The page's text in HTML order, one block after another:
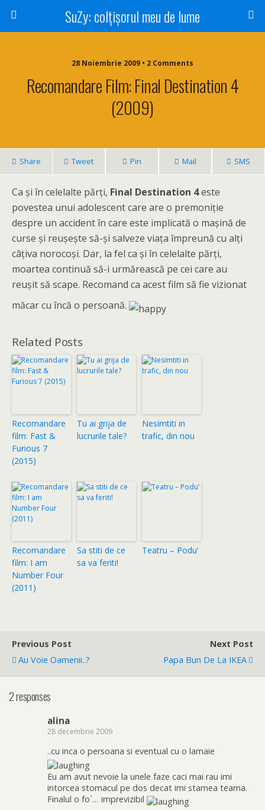
SuZy: colţişorul meu de lume
28 Noiembrie 2009 • 2 Comments
Recomandare Film: Final Destination 4
(2009)
Share Tweet Pin Mail SMS
Ca şi în celelalte părţi, Final Destination 4este
povestea unui adolescent care are o premoniţie
despre un accident în care este implicată o maşină de
curse şi reuşeşte să-şi salveze viaţa împreună cu alţi
câţiva norocoşi. Dar, la fel ca şi în celelalte părţi,
moartea continuă să-i urmărească pe cei care au
reuşit să scape. Recomand ca acest film să fie vizionat
măcar cu încă o persoană.
Related Posts
Recomandare
film: Fast &
Furious 7
(2015)
Tu ai grija de
lucrurile tale?
Nesimtiti in
trafic, din nou
Recomandare
film: I am
Number Four
(2011)
Sa stiti de ce
sa va feriti!
Teatru – Podu’
Previous Post
Au Voie Oamenii..?
Next Post
Papa Bun De La IKEA
2 responses
alina
28 decembrie 2009
..cu inca o persoana si eventual cu o lamaie
Eu am avut nevoie la unele faze caci mai rau imi
intorcea stomacul pe dos decat imi starnea teama.
Finalul o fo`… imprevizibil